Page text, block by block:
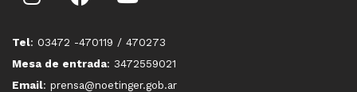
Tel: 03472 -470119 / 470273
Mesa de entrada: 3472559021
Email: prensa@noetinger.gob.ar